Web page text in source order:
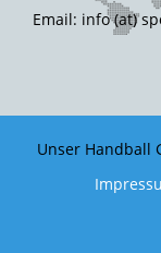
Email: info (at)
Unser Handball